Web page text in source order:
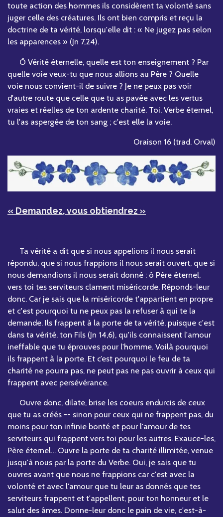
toute action des hommes ils considèrent ta volonté sans
juger celle des créatures. Ils ont bien compris et reçu la
doctrine de ta vérité, lorsqu'elle dit : « Ne jugez pas selon
les apparences » (Jn 7,24).
Ô Vérité éternelle, quelle est ton enseignement ? Par
quelle voie veux-tu que nous allions au Père ? Quelle
voie nous convient-il de suivre ? Je ne peux pas voir
d'autre route que celle que tu as pavée avec les vertus
vraies et réelles de ton ardente charité. Toi, Verbe éternel,
tu l'as aspergée de ton sang ; c'est elle la voie.
Oraison 16 (trad. Orval)
« Demandez, vous obtiendrez »
Ta vérité a dit que si nous appelions il nous serait
répondu, que si nous frappions il nous serait ouvert, que si
nous demandions il nous serait donné : ô Père éternel,
vers toi tes serviteurs clament miséricorde. Réponds-leur
donc. Car je sais que la miséricorde t'appartient en propre
et c'est pourquoi tu ne peux pas la refuser à qui te la
demande. Ils frappent à la porte de ta vérité, puisque c'est
dans ta vérité, ton Fils (Jn 14,6), qu'ils connaissent l'amour
ineffable que tu éprouves pour l'homme. Voilà pourquoi
ils frappent à la porte. Et c’est pourquoi le feu de ta
charité ne pourra pas, ne peut pas ne pas ouvrir à ceux qui
frappent avec persévérance.
Ouvre donc, dilate, brise les coeurs endurcis de ceux
que tu as créés -- sinon pour ceux qui ne frappent pas, du
moins pour ton infinie bonté et pour l'amour de tes
serviteurs qui frappent vers toi pour les autres. Exauce-les,
Père éternel… Ouvre la porte de ta charité illimitée, venue
jusqu'à nous par la porte du Verbe. Oui, je sais que tu
ouvres avant que nous ne frappions car c'est avec la
volonté et avec l'amour que tu leur as donnés que tes
serviteurs frappent et t'appellent, pour ton honneur et le
salut des âmes. Donne-leur donc le pain de vie, c'est-à-